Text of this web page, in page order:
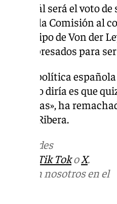
cuál será el voto
de la Comisión al
el equipo de Von der
expresados para
la política
que yo diría es que
Bruselas», ha
de Ribera.
en las redes
Tik TokoX.
con nosotros en el